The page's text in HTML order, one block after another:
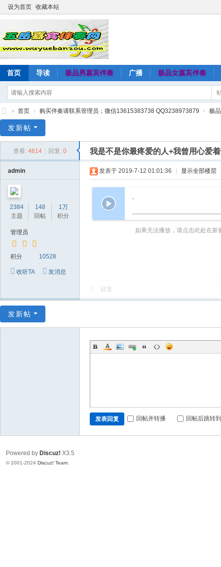
设为首页 收藏本站
首页 导读 极品男嘉宾伴奏 广播 极品女嘉宾伴奏
岳
伴
下
» 首页 › 购买伴奏请联系管理员；微信13615383738 QQ3238973879 › 极
发新帖
查看: 4614 回复: 0 我是不是你最疼爱的人+我曾用心爱
admin
2384
主题
148
回帖
1万
积分
管理员
积分 10528
收听TA 发消息
发表于 2019-7-12 01:01:36 显示全部楼层
-
如果无法播放，请点击此处在新
回复
发新帖
发表回复 回帖并转播 回帖后跳转
Powered by Discuz! X3.5
© 2001-2024 Discuz! Team